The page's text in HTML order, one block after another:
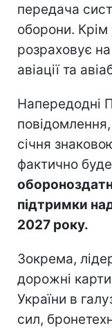
передача
оборони. Крім
розраховує
авіації та
Напередодні
січня
фактично
підтримки
2027 року.
Зокрема,
дорожні
України в
сил,